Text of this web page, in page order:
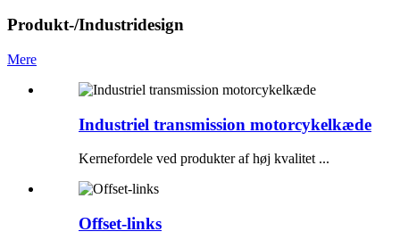
Produkt-/Industridesign
Mere
Industriel transmission motorcykelkæde
Kernefordele ved produkter af høj kvalitet ...
Offset-links